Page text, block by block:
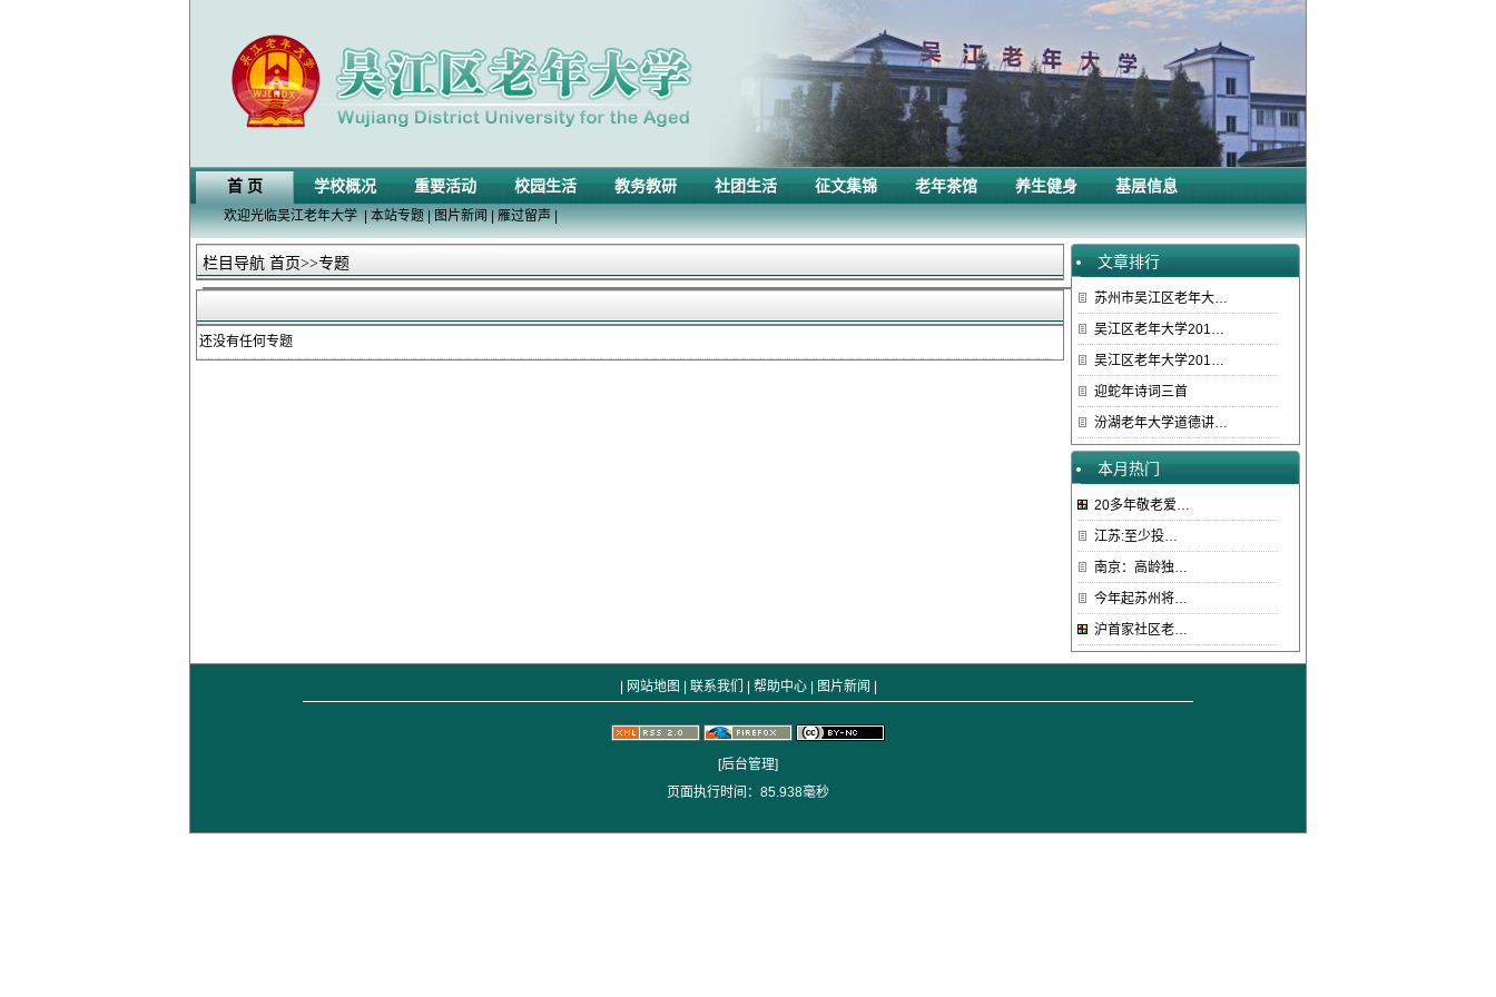
首 页 学校概况 重要活动 校园生活 教务教研 社团生活 征文集锦 老年茶馆 养生健身 基层信息
欢迎光临吴江老年大学|本站专题|图片新闻|雁过留声|
文章排行
苏州市吴江区老年大…
吴江区老年大学201…
吴江区老年大学201…
迎蛇年诗词三首
汾湖老年大学道德讲…
本月热门
20多年敬老爱…
江苏:至少投…
南京：高龄独…
今年起苏州将…
沪首家社区老…
栏目导航 首页>>专题
还没有任何专题
网站地图 联系我们 帮助中心 图片新闻
[后台管理]
页面执行时间：85.938毫秒